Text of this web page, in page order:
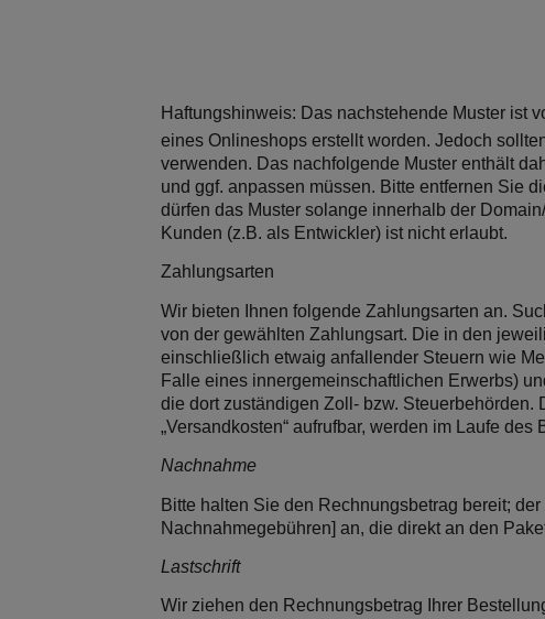
Haftungshinweis: Das nachstehende Muster ist
eines Onlineshops erstellt worden. Jedoch
verwenden. Das nachfolgende Muster enthält
und ggf. anpassen müssen. Bitte entfernen Sie
dürfen das Muster solange innerhalb der
Kunden (z.B. als Entwickler) ist nicht erlaubt.
Zahlungsarten
Wir bieten Ihnen folgende Zahlungsarten an.
von der gewählten Zahlungsart. Die in den
einschließlich etwaig anfallender Steuern wie
Falle eines innergemeinschaftlichen Erwerbs)
die dort zuständigen Zoll- bzw.
„Versandkosten“ aufrufbar, werden im Laufe
Nachnahme
Bitte halten Sie den Rechnungsbetrag bereit;
Nachnahmegebühren] an, die direkt an den
Lastschrift
Wir ziehen den Rechnungsbetrag Ihrer